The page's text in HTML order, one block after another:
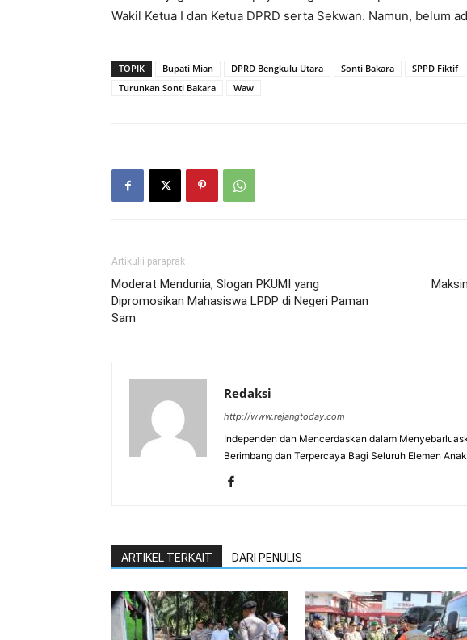
Wakil Ketua I dan Ketua DPRD serta Sekwan. Namun, belum
TOPIK Bupati Mian DPRD Bengkulu Utara Sonti Bakara SPPD Fiktif
Turunkan Sonti Bakara
Waw
Artikulli paraprak
Moderat Mendunia, Slogan PKUMI yang
Dipromosikan Mahasiswa LPDP di Negeri Paman
Sam
Redaksi
http://www.rejangtoday.com
Independen dan Mencerdaskan dalam
Berimbang dan Terpercaya Bagi Seluruh Elemen
ARTIKEL TERKAIT DARI PENULIS